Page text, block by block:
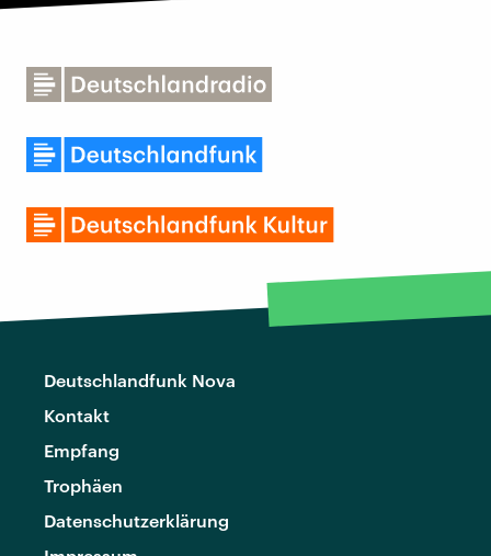
Deutschlandfunk Nova
Kontakt
Empfang
Trophäen
Datenschutzerklärung